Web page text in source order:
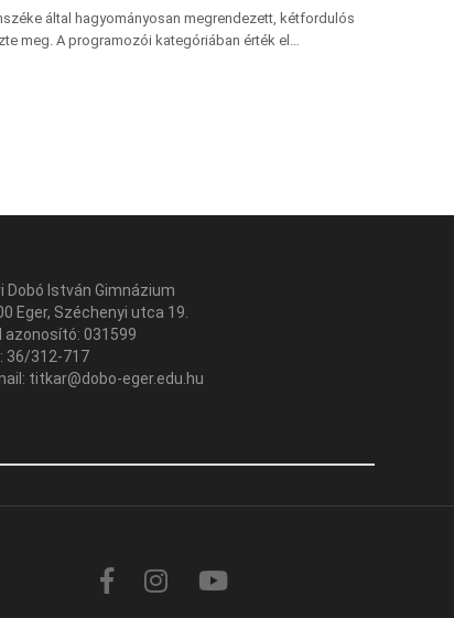
által hagyományosan megrendezett, kétfordulós
meg. A programozói kategóriában érték el…
Dobó István Gimnázium
Eger, Széchenyi utca 19.
azonosító: 031599
36/312-717
titkar@dobo-eger.edu.hu